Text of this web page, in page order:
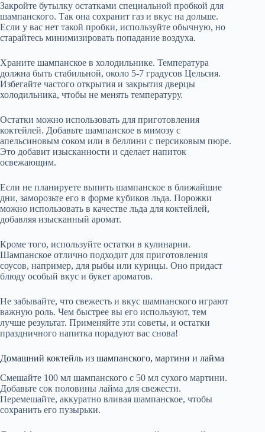
Закройте бутылку остатками специальной пробкой для
шампанского. Так она сохранит газ и вкус на дольше.
Если у вас нет такой пробки, используйте обычную, но
старайтесь минимизировать попадание воздуха.
Храните шампанское в холодильнике. Температура
должна быть стабильной, около 5-7 градусов Цельсия.
Избегайте частого открытия и закрытия дверцы
холодильника, чтобы не менять температуру.
Остатки можно использовать для приготовления
коктейлей. Добавьте шампанское в мимозу с
апельсиновым соком или в беллини с персиковым пюре.
Это добавит изысканности и сделает напиток
освежающим.
Если не планируете выпить шампанское в ближайшие
дни, заморозьте его в форме кубиков льда. Порожки
можно использовать в качестве льда для коктейлей,
добавляя изысканный аромат.
Кроме того, используйте остатки в кулинарии.
Шампанское отлично подходит для приготовления
соусов, например, для рыбы или курицы. Оно придаст
блюду особый вкус и букет ароматов.
Не забывайте, что свежесть и вкус шампанского играют
важную роль. Чем быстрее вы его используют, тем
лучше результат. Применяйте эти советы, и остатки
праздничного напитка порадуют вас снова!
Домашний коктейль из шампанского, мартини и лайма
Смешайте 100 мл шампанского с 50 мл сухого мартини.
Добавьте сок половины лайма для свежести.
Перемешайте, аккуратно вливая шампанское, чтобы
сохранить его пузырьки.